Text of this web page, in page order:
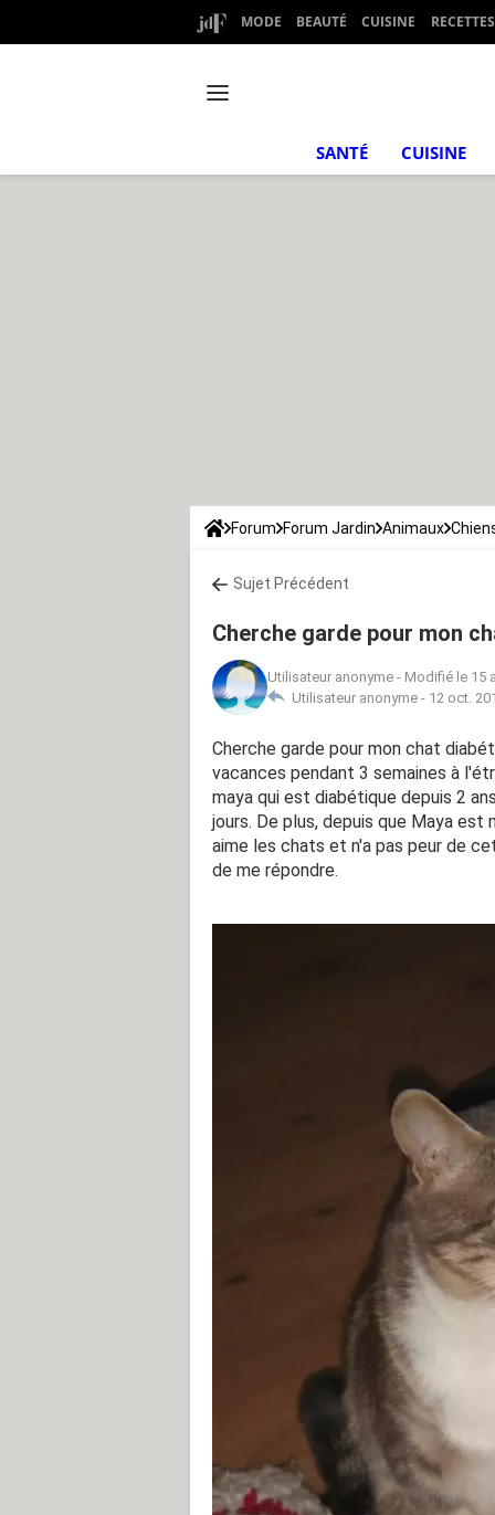
MODE BEAUTÉ CUISINE RECETTES
SANTÉ CUISINE
Forum Forum Jardin Animaux
Sujet Précédent
Cherche garde pour mon
Utilisateur anonyme - Modifié le 15
Utilisateur anonyme - 12 oct.
Cherche garde pour mon chat
vacances pendant 3 semaines à
maya qui est diabétique depuis 2
jours. De plus, depuis que Maya est
aime les chats et n'a pas peur de
de me répondre.